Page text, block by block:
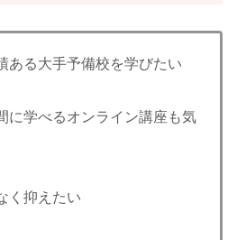
ある大手予備校を学びたい
に学べるオンライン講座も気
く抑えたい